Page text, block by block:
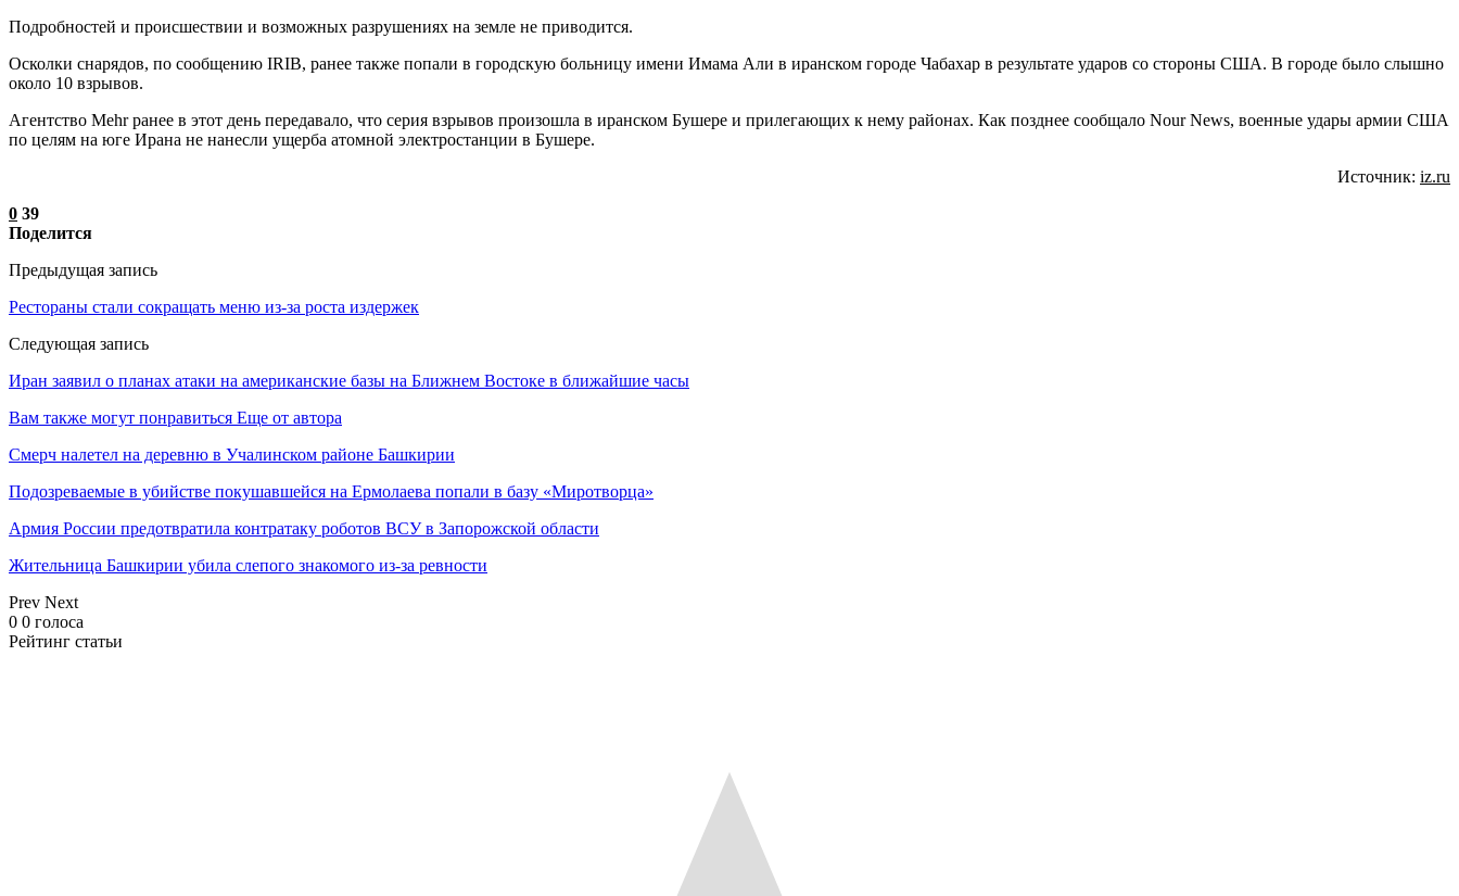
Подробностей и происшествии и возможных разрушениях на земле не приводится.
Осколки снарядов, по сообщению IRIB, ранее также попали в городскую больницу имени Имама Али в иранском городе Чабахар в результате ударов со стороны США. В городе было слышно
около 10 взрывов.
Агентство Mehr ранее в этот день передавало, что серия взрывов произошла в иранском Бушере и прилегающих к нему районах. Как позднее сообщало Nour News, военные удары армии США
по целям на юге Ирана не нанесли ущерба атомной электростанции в Бушере.
Источник: iz.ru
0 39
Поделится
Предыдущая запись
Рестораны стали сокращать меню из-за роста издержек
Следующая запись
Иран заявил о планах атаки на американские базы на Ближнем Востоке в ближайшие часы
Вам также могут понравиться Еще от автора
Смерч налетел на деревню в Учалинском районе Башкирии
Подозреваемые в убийстве покушавшейся на Ермолаева попали в базу «Миротворца»
Армия России предотвратила контратаку роботов ВСУ в Запорожской области
Жительница Башкирии убила слепого знакомого из-за ревности
Prev Next
0 0 голоса
Рейтинг статьи